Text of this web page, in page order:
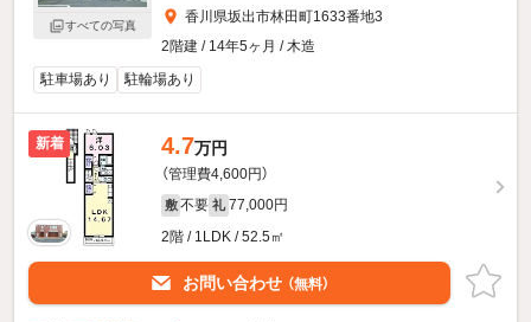
すべての写真
香川県坂出市林田町1633番地3
2階建 / 14年5ヶ月 / 木造
駐車場あり
駐輪場あり
新着 4.7万円
（管理費4,600円）
敷 不要 礼 77,000円
2階 / 1LDK / 52.5㎡
お問い合わせ （無料）